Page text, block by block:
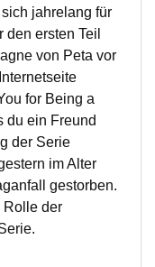
jahrelang für
ersten Teil
von Peta vor
for Being a
du ein Freund
der Serie
im Alter
gestorben.
Rolle der